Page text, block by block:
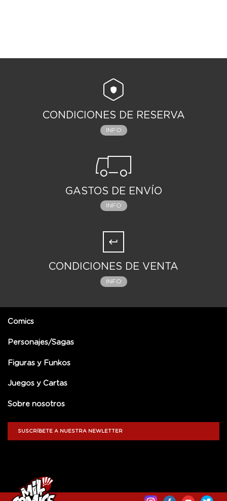
CONDICIONES DE RESERVA
INFO
GASTOS DE ENVÍO
INFO
CONDICIONES DE VENTA
INFO
Comics
Personajes/Sagas
Figuras y Funkos
Juegos y Cartas
Sobre nosotros
SUSCRÍBETE A NUESTRA NEWLETTER